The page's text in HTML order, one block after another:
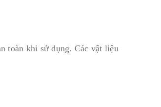
toàn khi sử dụng. Các vật liệu